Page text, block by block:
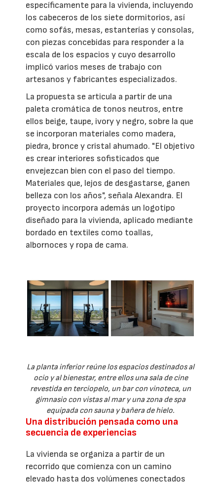
específicamente para la vivienda, incluyendo
los cabeceros de los siete dormitorios, así
como sofás, mesas, estanterías y consolas,
con piezas concebidas para responder a la
escala de los espacios y cuyo desarrollo
implicó varios meses de trabajo con
artesanos y fabricantes especializados.
La propuesta se articula a partir de una
paleta cromática de tonos neutros, entre
ellos beige, taupe, ivory y negro, sobre la que
se incorporan materiales como madera,
piedra, bronce y cristal ahumado. "El objetivo
es crear interiores sofisticados que
envejezcan bien con el paso del tiempo.
Materiales que, lejos de desgastarse, ganen
belleza con los años", señala Alexandra. El
proyecto incorpora además un logotipo
diseñado para la vivienda, aplicado mediante
bordado en textiles como toallas,
albornoces y ropa de cama.
La planta inferior reúne los espacios destinados al
ocio y al bienestar, entre ellos una sala de cine
revestida en terciopelo, un bar con vinoteca, un
gimnasio con vistas al mar y una zona de spa
equipada con sauna y bañera de hielo.
Una distribución pensada como una
secuencia de experiencias
La vivienda se organiza a partir de un
recorrido que comienza con un camino
elevado hasta dos volúmenes conectados